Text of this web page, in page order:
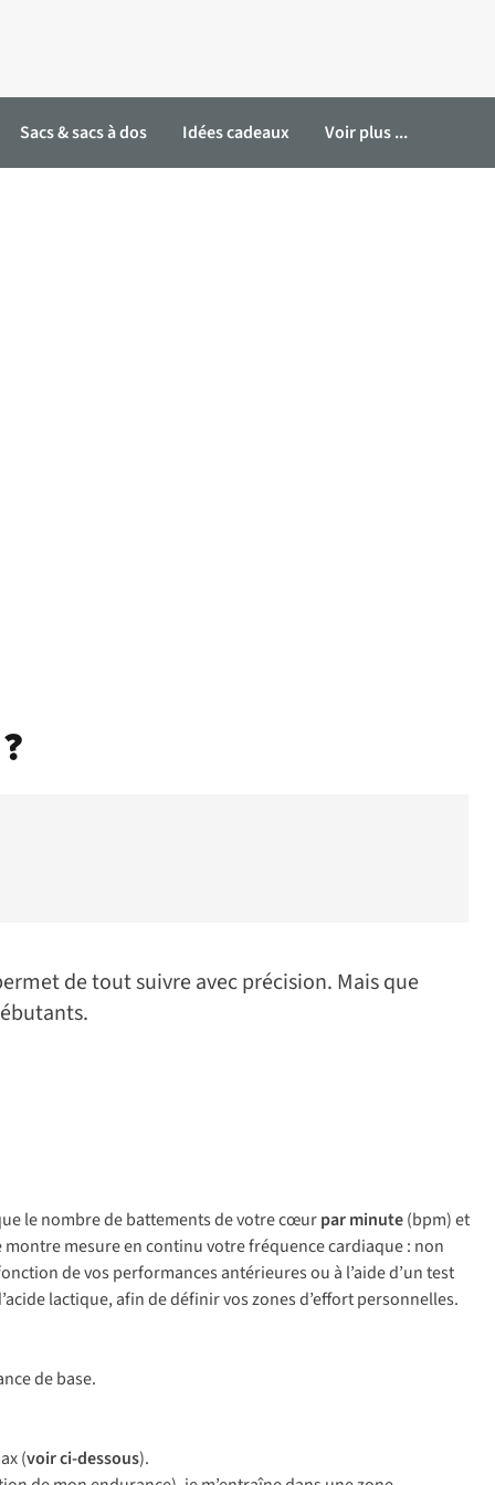
Sacs & sacs à dos Idées cadeaux Voir plus ...
de tout suivre avec précision. Mais que
le nombre de battements de votre cœurpar minute(bpm) et
montre mesure en continu votre fréquence cardiaque : non
de vos performances antérieures ou à l’aide d’un test
lactique, afin de définir vos zones d’effort personnelles.
de base.
(voir ci-dessous).